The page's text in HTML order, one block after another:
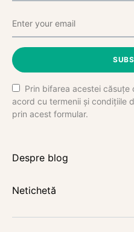
Prin bifarea acestei
acord cu termenii și condițiile
prin acest formular.
Despre blog
Netichetă